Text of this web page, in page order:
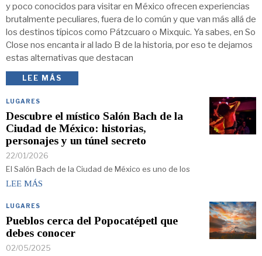
y poco conocidos para visitar en México ofrecen experiencias
brutalmente peculiares, fuera de lo común y que van más allá de
los destinos típicos como Pátzcuaro o Mixquic. Ya sabes, en So
Close nos encanta ir al lado B de la historia, por eso te dejamos
estas alternativas que destacan
LEE MÁS
LUGARES
Descubre el místico Salón Bach de la
Ciudad de México: historias,
personajes y un túnel secreto
22/01/2026
El Salón Bach de la Ciudad de México es uno de los
LEE MÁS
LUGARES
Pueblos cerca del Popocatépetl que
debes conocer
02/05/2025